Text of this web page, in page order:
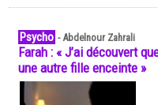
Psycho -Abdelnour Zahrali
Farah : « J’ai découvert
une autre fille enceinte »